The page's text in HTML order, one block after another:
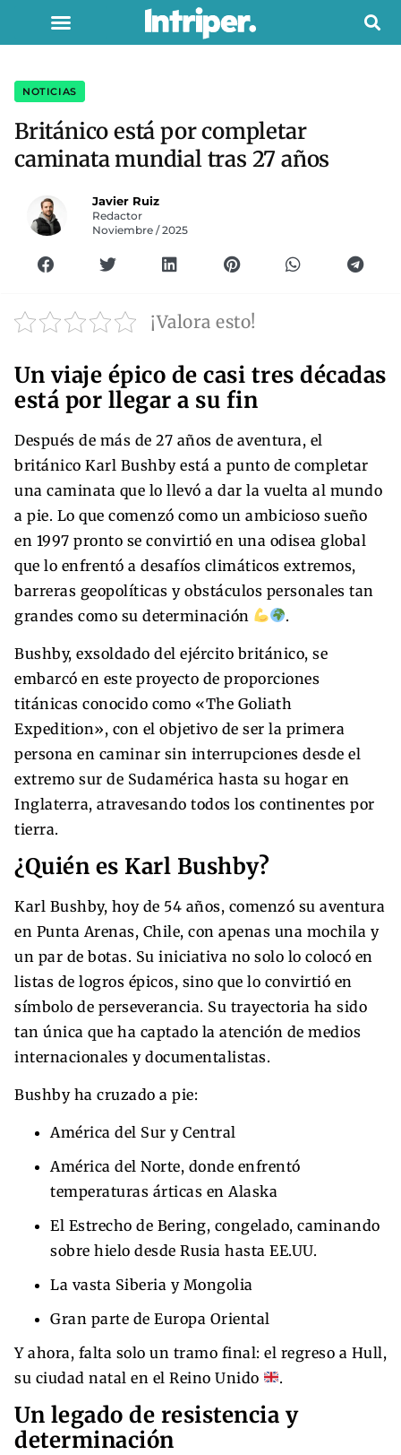
NOTICIAS
Británico está por completar
caminata mundial tras 27 años
Javier Ruiz
Redactor
Noviembre / 2025
¡Valora esto!
Un viaje épico de casi tres décadas
está por llegar a su fin
Después de más de 27 años de aventura, el
británico Karl Bushby está a punto de completar
una caminata que lo llevó a dar la vuelta al mundo
a pie. Lo que comenzó como un ambicioso sueño
en 1997 pronto se convirtió en una odisea global
que lo enfrentó a desafíos climáticos extremos,
barreras geopolíticas y obstáculos personales tan
grandes como su determinación
.
Bushby, exsoldado del ejército británico, se
embarcó en este proyecto de proporciones
titánicas conocido como «The Goliath
Expedition», con el objetivo de ser la primera
persona en caminar sin interrupciones desde el
extremo sur de Sudamérica hasta su hogar en
Inglaterra, atravesando todos los continentes por
tierra.
¿Quién es Karl Bushby?
Karl Bushby, hoy de 54 años, comenzó su aventura
en Punta Arenas, Chile, con apenas una mochila y
un par de botas. Su iniciativa no solo lo colocó en
listas de logros épicos, sino que lo convirtió en
símbolo de perseverancia. Su trayectoria ha sido
tan única que ha captado la atención de medios
internacionales y documentalistas.
Bushby ha cruzado a pie:
América del Sur y Central
América del Norte, donde enfrentó
temperaturas árticas en Alaska
El Estrecho de Bering, congelado, caminando
sobre hielo desde Rusia hasta EE.UU.
La vasta Siberia y Mongolia
Gran parte de Europa Oriental
Y ahora, falta solo un tramo final: el regreso a Hull,
su ciudad natal en el Reino Unido
.
Un legado de resistencia y
determinación